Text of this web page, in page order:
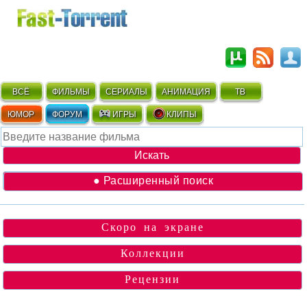
ВСЁ ФИЛЬМЫ СЕРИАЛЫ АНИМАЦИЯ ТВ
ЮМОР ФОРУМ ИГРЫ КЛИПЫ
● Расширенный поиск
Скоро на экране
Коллекции
Рецензии